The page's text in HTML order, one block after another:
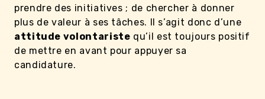
prendre des initiatives ; de chercher à donner
plus de valeur à ses tâches. Il s’agit donc d’une
attitude volontariste qu’il est toujours positif
de mettre en avant pour appuyer sa
candidature.